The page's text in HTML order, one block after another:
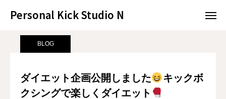
Personal Kick Studio N
サンプルページ BLOG ダイエット企画公開しました キック
BLOG
ダイエット企画公開しました
キックボ
クシングで楽しくダイエット
Personal Kick Studio N
BLOG CONTACT